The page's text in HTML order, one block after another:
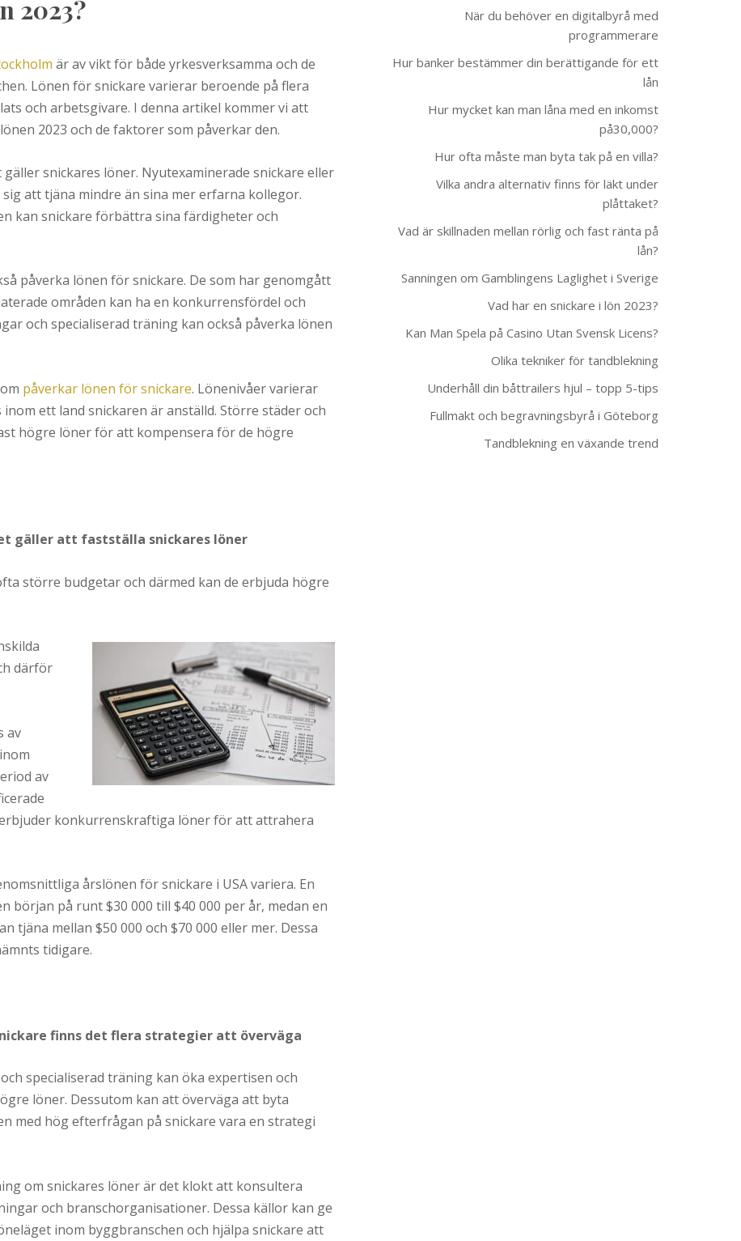
2023?
är av vikt för både yrkesverksamma och de
Lönen för snickare varierar beroende på flera
och arbetsgivare. I denna artikel kommer vi att
2023 och de faktorer som påverkar den.
snickares löner. Nyutexaminerade snickare eller
att tjäna mindre än sina mer erfarna kollegor.
kan snickare förbättra sina färdigheter och
påverka lönen för snickare. De som har genomgått
områden kan ha en konkurrensfördel och
och specialiserad träning kan också påverka lönen
påverkar lönen för snickare. Lönenivåer varierar
ett land snickaren är anställd. Större städer och
högre löner för att kompensera för de högre
gäller att fastställa snickares löner
större budgetar och därmed kan de erbjuda högre
därför
av
av
konkurrenskraftiga löner för att attrahera
årslönen för snickare i USA variera. En
början på runt $30 000 till $40 000 per år, medan en
tjäna mellan $50 000 och $70 000 eller mer. Dessa
tidigare.
finns det flera strategier att överväga
specialiserad träning kan öka expertisen och
löner. Dessutom kan att överväga att byta
med hög efterfrågan på snickare vara en strategi
om snickares löner är det klokt att konsultera
och branschorganisationer. Dessa källor kan ge
inom byggbranschen och hjälpa snickare att
När du behöver en digitalbyrå med
programmerare
Hur banker bestämmer din berättigande för ett
lån
Hur mycket kan man låna med en inkomst
på30,000?
Hur ofta måste man byta tak på en villa?
Vilka andra alternativ finns för läkt under
plåttaket?
Vad är skillnaden mellan rörlig och fast ränta på
lån?
Sanningen om Gamblingens Laglighet i Sverige
Vad har en snickare i lön 2023?
Kan Man Spela på Casino Utan Svensk Licens?
Olika tekniker för tandblekning
Underhåll din båttrailers hjul – topp 5-tips
Fullmakt och begravningsbyrå i Göteborg
Tandblekning en växande trend